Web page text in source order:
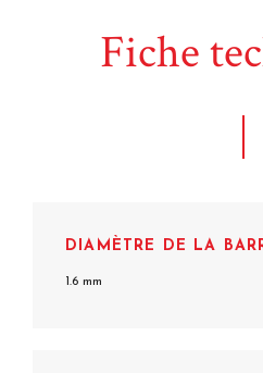
Fiche
DIAMÈTRE DE LA
1.6 mm